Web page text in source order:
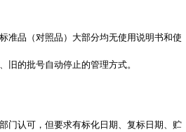
准品（对照品）大部分均无使用说明书和使
旧的批号自动停止的管理方式。
门认可，但要求有标化日期、复标日期、贮